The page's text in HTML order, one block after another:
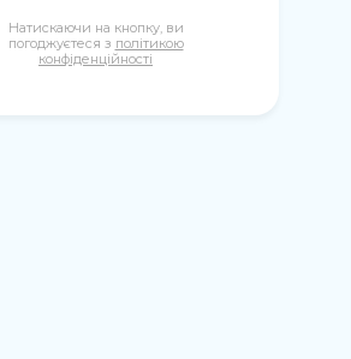
Натискаючи на кнопку, ви
погоджуєтеся з політикою
конфіденційності